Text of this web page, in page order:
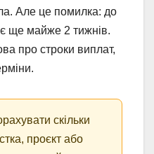
Але це помилка: до
ще майже 2 тижнів.
про строки виплат,
скільки
проєкт або